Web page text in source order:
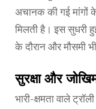
अचानक की गई मांगों के
मिलती है। इस सुधरी
के दौरान और मौसमी
सुरक्षा और
भारी-क्षमता वाले